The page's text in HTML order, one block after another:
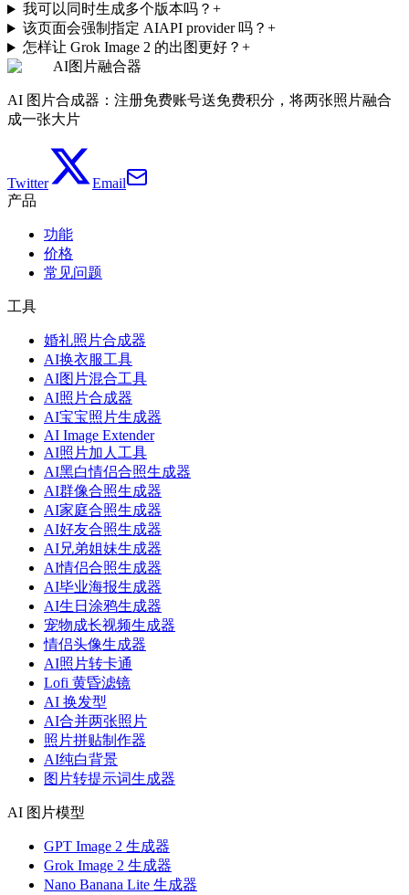
我可以同时生成多个版本吗？ +
该页面会强制指定 AIAPI provider 吗？ +
怎样让 Grok Image 2 的出图更好？ +
AI图片融合器
AI 图片合成器：注册免费账号送免费积分，将两张照片融合
成一张大片
Twitter
Email
产品
功能
价格
常见问题
工具
婚礼照片合成器
AI换衣服工具
AI图片混合工具
AI照片合成器
AI宝宝照片生成器
AI Image Extender
AI照片加人工具
AI黑白情侣合照生成器
AI群像合照生成器
AI家庭合照生成器
AI好友合照生成器
AI兄弟姐妹生成器
AI情侣合照生成器
AI毕业海报生成器
AI生日涂鸦生成器
宠物成长视频生成器
情侣头像生成器
AI照片转卡通
Lofi 黄昏滤镜
AI 换发型
AI合并两张照片
照片拼贴制作器
AI纯白背景
图片转提示词生成器
AI 图片模型
GPT Image 2 生成器
Grok Image 2 生成器
Nano Banana Lite 生成器